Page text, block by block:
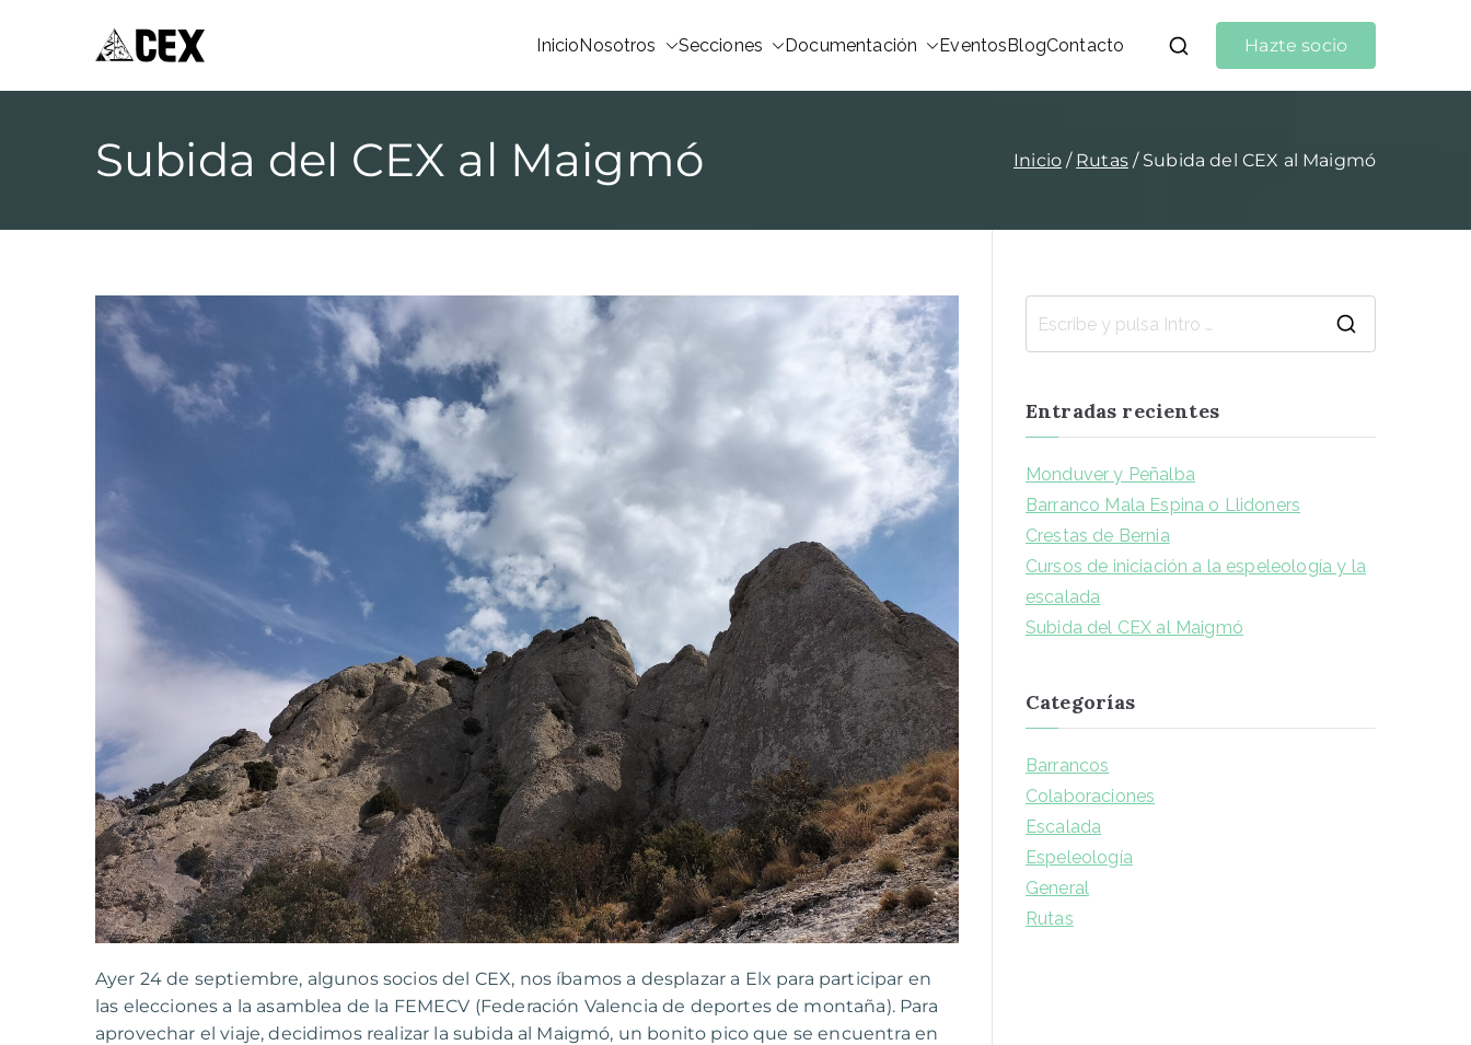
InicioNosotros Secciones Documentación EventosBlogContacto Hazte socio
Subida del CEX al Maigmó Inicio Rutas Subida del CEX al Maigmó
Ayer 24 de septiembre, algunos socios del CEX, nos íbamos a desplazar a Elx para participar en
las elecciones a la asamblea de la FEMECV (Federación Valencia de deportes de montaña). Para
aprovechar el viaje, decidimos realizar la subida al Maigmó, un bonito pico que se encuentra en
Entradas recientes
Monduver y Peñalba
Barranco Mala Espina o Llidoners
Crestas de Bernia
Cursos de iniciación a la espeleología y la
escalada
Subida del CEX al Maigmó
Categorías
Barrancos
Colaboraciones
Escalada
Espeleología
General
Rutas